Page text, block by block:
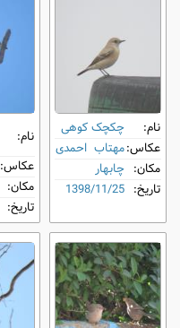
نام:
چکچک کوهی
عکاس:مهتاب احمدی
مکان: چابهار
تاریخ: 1398/11/25
نام:
عکاس:
مکان:
تاریخ: